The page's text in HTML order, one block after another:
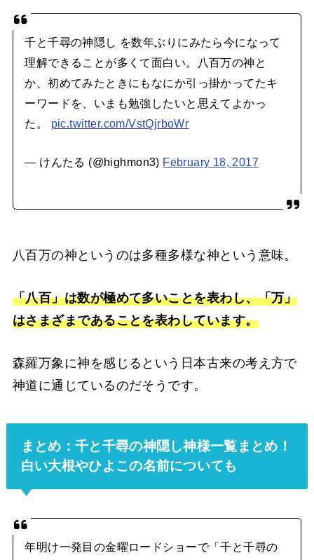
千と千尋の神隠し を数年ぶりにみたら今になって
理解できることが多くて面白い。八百万の神と
か、初めてみたときにもなにか引っ掛かってたキ
ーワードを、いまも勉強したいと思えてよかっ
た。 pic.twitter.com/VstQjrboWr
— けんたる (@highmon3) February 18, 2017
八百万の神というのは多種多様な神という意味。
「八百」は数が極めて多いことを表わし、「万」
はさまざまであることを表わしています。
森羅万象に神を感じるという日本古来の考え方で
神道に通じているのだそうです。
まとめ：千と千尋の神隠し神様一覧まとめ！
白い大根やひよこの名前についても
年明け一発目の金曜ロードショーで「千と千尋の